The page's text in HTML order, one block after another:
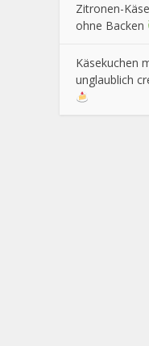
Zitronen-
ohne Backen
Käsekuchen
unglaublich